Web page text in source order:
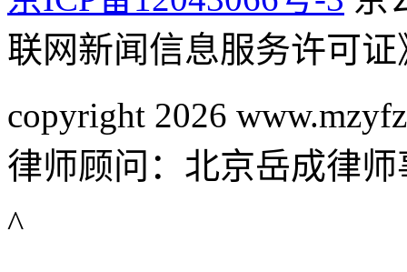
联网新闻信息服务许可证
copyright 2026
律师顾问：北京岳成律师
^